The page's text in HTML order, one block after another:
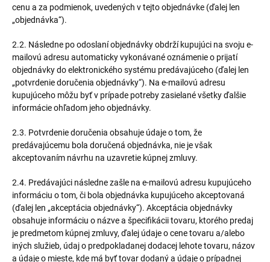
cenu a za podmienok, uvedených v tejto objednávke (ďalej len
„objednávka“).
2.2. Následne po odoslaní objednávky obdrží kupujúci na svoju e-
mailovú adresu automaticky vykonávané oznámenie o prijatí
objednávky do elektronického systému predávajúceho (ďalej len
„potvrdenie doručenia objednávky“). Na e-mailovú adresu
kupujúceho môžu byť v prípade potreby zasielané všetky ďalšie
informácie ohľadom jeho objednávky.
2.3. Potvrdenie doručenia obsahuje údaje o tom, že
predávajúcemu bola doručená objednávka, nie je však
akceptovaním návrhu na uzavretie kúpnej zmluvy.
2.4. Predávajúci následne zašle na e-mailovú adresu kupujúceho
informáciu o tom, či bola objednávka kupujúceho akceptovaná
(ďalej len „akceptácia objednávky“). Akceptácia objednávky
obsahuje informáciu o názve a špecifikácii tovaru, ktorého predaj
je predmetom kúpnej zmluvy, ďalej údaje o cene tovaru a/alebo
iných služieb, údaj o predpokladanej dodacej lehote tovaru, názov
a údaje o mieste, kde má byť tovar dodaný a údaje o prípadnej